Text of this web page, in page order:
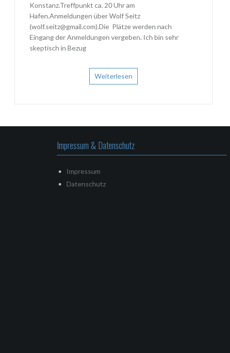
Konstanz.Treffpunkt ca. 20 Uhr am
Hafen.Anmeldungen über Wolf Seitz
(wolf.seitz@gmail.com).Die Plätze werden nach
Eingang der Anmeldungen vergeben. Ich bin sehr
skeptisch in Bezug
Weiterlesen
Impressum & Datenschutz
Impressum
Datenschutz